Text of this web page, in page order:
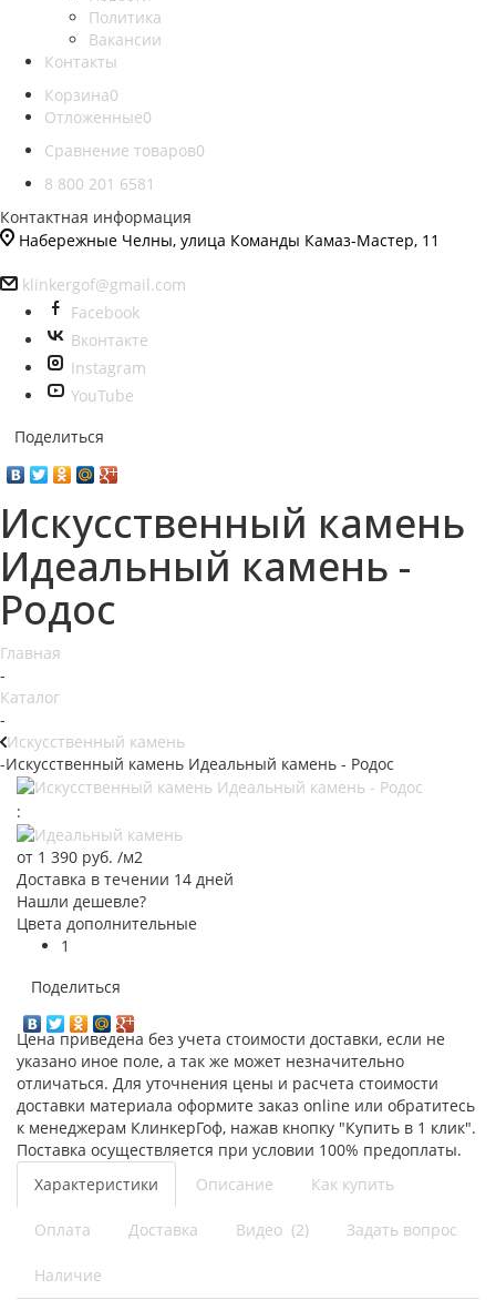
Политика
Вакансии
Контакты
Корзина0
Отложенные0
Сравнение товаров0
8 800 201 6581
Контактная информация
Набережные Челны, улица Команды Камаз-Мастер, 11
klinkergof@gmail.com
Facebook
Вконтакте
Instagram
YouTube
Поделиться
Искусственный камень
Идеальный камень -
Родос
Главная
-
Каталог
-
Искусственный камень
-Искусственный камень Идеальный камень - Родос
:
от 1 390 руб. /м2
Доставка в течении 14 дней
Нашли дешевле?
Цвета дополнительные
1
Поделиться
Цена приведена без учета стоимости доставки, если не
указано иное поле, а так же может незначительно
отличаться. Для уточнения цены и расчета стоимости
доставки материала оформите заказ online или обратитесь
к менеджерам КлинкерГоф, нажав кнопку "Купить в 1 клик".
Поставка осуществляется при условии 100% предоплаты.
Характеристики
Описание Как купить
Оплата Доставка Видео (2) Задать вопрос
Наличие